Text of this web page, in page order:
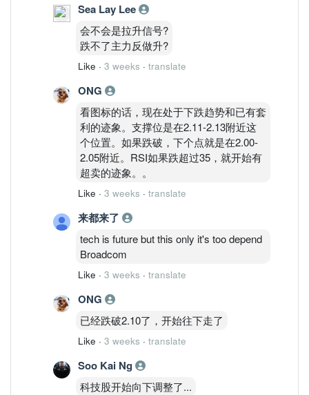
Sea Lay Lee
会不会是拉升信号?
跌不了主力反做升?
Like · 3 weeks · translate
ONG
看图标的话，现在处于下跌趋势和已有套
利的迹象。支撑位是在2.11-2.13附近这
个位置。如果跌破，下个点就是在2.00-
2.05附近。RSI如果跌超过35，就开始有
超卖的迹象。。
Like · 3 weeks · translate
来都来了
tech is future but this only it's too depend
Broadcom
Like · 3 weeks · translate
ONG
已经跌破2.10了，开始往下走了
Like · 3 weeks · translate
Soo Kai Ng
科技股开始向下调整了...